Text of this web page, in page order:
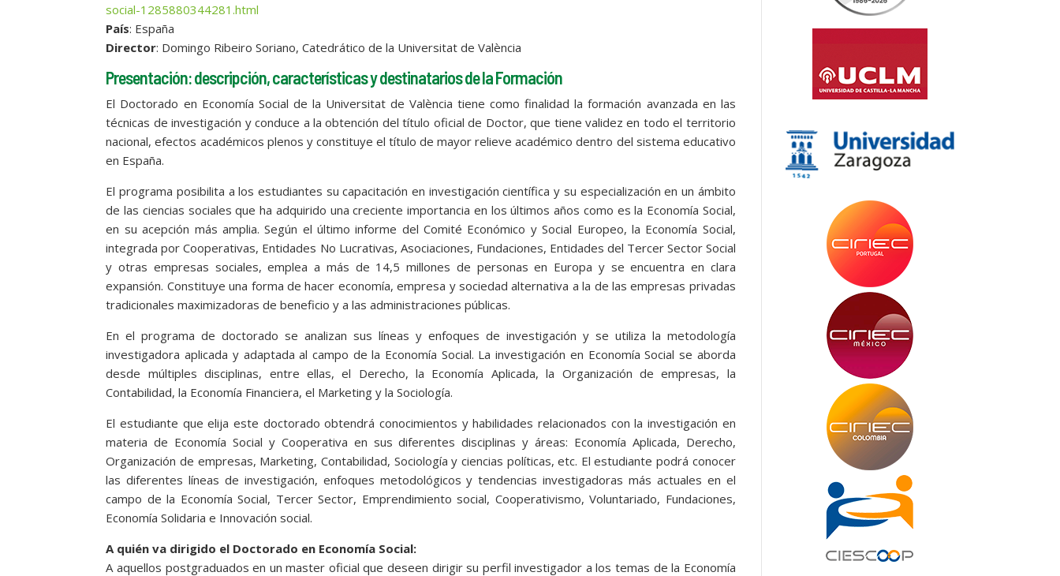
social-1285880344281.html
País: España
Director: Domingo Ribeiro Soriano, Catedrático de la Universitat de València
Presentación: descripción, características y destinatarios de la Formación
El Doctorado en Economía Social de la Universitat de València tiene como finalidad la formación avanzada en las
técnicas de investigación y conduce a la obtención del título oficial de Doctor, que tiene validez en todo el territorio
nacional, efectos académicos plenos y constituye el título de mayor relieve académico dentro del sistema educativo
en España.
El programa posibilita a los estudiantes su capacitación en investigación científica y su especialización en un ámbito
de las ciencias sociales que ha adquirido una creciente importancia en los últimos años como es la Economía Social,
en su acepción más amplia. Según el último informe del Comité Económico y Social Europeo, la Economía Social,
integrada por Cooperativas, Entidades No Lucrativas, Asociaciones, Fundaciones, Entidades del Tercer Sector Social
y otras empresas sociales, emplea a más de 14,5 millones de personas en Europa y se encuentra en clara
expansión. Constituye una forma de hacer economía, empresa y sociedad alternativa a la de las empresas privadas
tradicionales maximizadoras de beneficio y a las administraciones públicas.
En el programa de doctorado se analizan sus líneas y enfoques de investigación y se utiliza la metodología
investigadora aplicada y adaptada al campo de la Economía Social. La investigación en Economía Social se aborda
desde múltiples disciplinas, entre ellas, el Derecho, la Economía Aplicada, la Organización de empresas, la
Contabilidad, la Economía Financiera, el Marketing y la Sociología.
El estudiante que elija este doctorado obtendrá conocimientos y habilidades relacionados con la investigación en
materia de Economía Social y Cooperativa en sus diferentes disciplinas y áreas: Economía Aplicada, Derecho,
Organización de empresas, Marketing, Contabilidad, Sociología y ciencias políticas, etc. El estudiante podrá conocer
las diferentes líneas de investigación, enfoques metodológicos y tendencias investigadoras más actuales en el
campo de la Economía Social, Tercer Sector, Emprendimiento social, Cooperativismo, Voluntariado, Fundaciones,
Economía Solidaria e Innovación social.
A quién va dirigido el Doctorado en Economía Social:
A aquellos postgraduados en un master oficial que deseen dirigir su perfil investigador a los temas de la Economía